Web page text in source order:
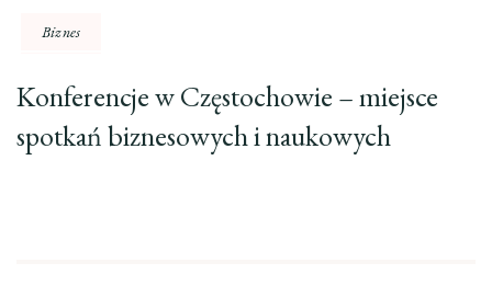
Biznes
Konferencje w Częstochowie – miejsce
spotkań biznesowych i naukowych